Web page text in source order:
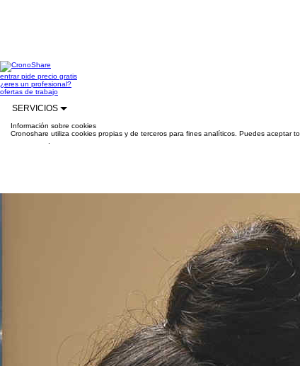
entrarpide precio gratis
¿eres un profesional?
ofertas de trabajo
SERVICIOS
Información sobre cookies
Cronoshare utiliza cookies propias y de terceros para fines analíticos. Puedes aceptar